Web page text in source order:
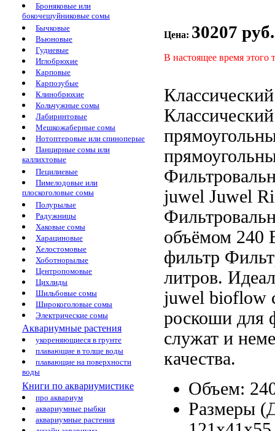
Броняковые или
бокочешуйниковые сомы
Бычковые
Вьюновые
Гудиевые
Иглобрюхие
Карповые
Карпозубые
Клинобрюхие
Кольчужные сомы
Лабиринтовые
Мешкожаберные сомы
Нотоптеровые или спиноперые
Панцирные сомы или
каллихтовые
Пецилиевые
Пимелодовые или
плоскоголовые сомы
Полурылые
Радужницы
Хаковые сомы
Харациновые
Хелостомовые
Хоботнорылые
Центропомовые
Цихлиды
Шильбовые сомы
Широкоголовые сомы
Электрические сомы
Аквариумные растения
укореняющиеся в грунте
плавающие в толще воды
плавающие на поверхности
воды
Книги по аквариумистике
про аквариум
аквариумные рыбки
аквариумные растения
Цена: 30207 руб.
В настоящее время этого
juwel Juwel
объёмом 240
фильтр
литров.
juwel bioflow
роскоши для
служат и
качества.
Объем:
Размеры